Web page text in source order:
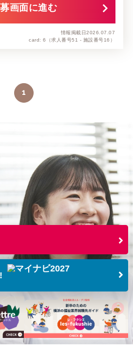
画面に進む
情報掲載日2026.07.07
card: 6
（求人番号51 - 施設番号16）
1